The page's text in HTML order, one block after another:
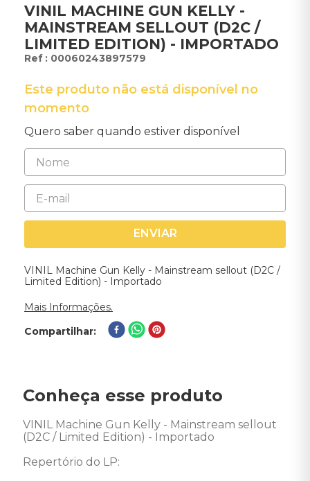
VINIL MACHINE GUN KELLY -
MAINSTREAM SELLOUT (D2C /
LIMITED EDITION) - IMPORTADO
: 00060243897579
Este produto não está disponível no
momento
Quero saber quando estiver disponível
ENVIAR
VINIL Machine Gun Kelly - Mainstream sellout (D2C /
Limited Edition) - Importado
Mais Informações.
Compartilhar
Conheça esse produto
VINIL Machine Gun Kelly - Mainstream sellout
(D2C / Limited Edition) - Importado
Repertório do LP: